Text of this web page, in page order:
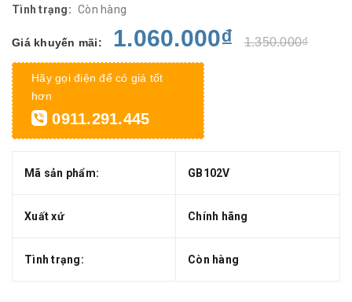
Tình trạng: Còn hàng
Giá khuyến mãi: 1.060.000₫ 1.350.000₫
Hãy gọi điện để có giá tốt
hơn
0911.291.445
Mã sản phẩm: GB102V
Xuất xứ Chính hãng
Tình trạng: Còn hàng